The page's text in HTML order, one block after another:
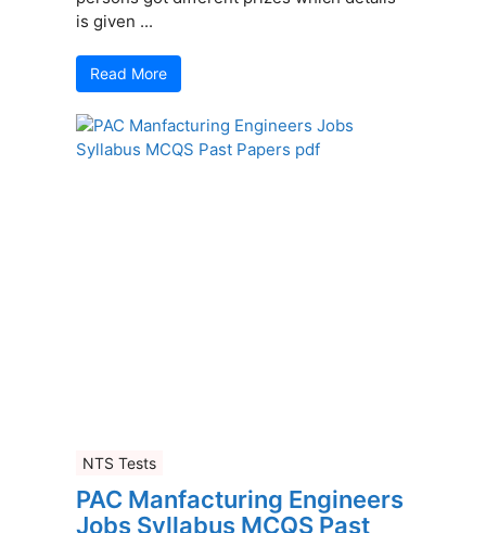
is given ...
Read More
NTS Tests
PAC Manfacturing Engineers
Jobs Syllabus MCQS Past